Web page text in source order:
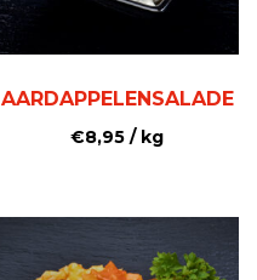
AARDAPPELENSALADE
€8,95 / kg